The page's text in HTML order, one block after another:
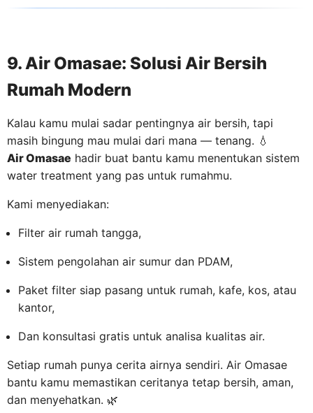
9. Air Omasae: Solusi Air Bersih
Rumah Modern
Kalau kamu mulai sadar pentingnya air bersih, tapi
masih bingung mau mulai dari mana — tenang. 💧
Air Omasae hadir buat bantu kamu menentukan sistem
water treatment yang pas untuk rumahmu.
Kami menyediakan:
Filter air rumah tangga,
Sistem pengolahan air sumur dan PDAM,
Paket filter siap pasang untuk rumah, kafe, kos, atau
kantor,
Dan konsultasi gratis untuk analisa kualitas air.
Setiap rumah punya cerita airnya sendiri. Air Omasae
bantu kamu memastikan ceritanya tetap bersih, aman,
dan menyehatkan. 🌿